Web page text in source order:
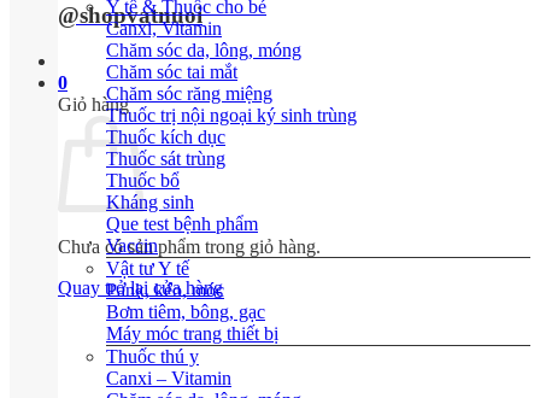
@shopvatnuoi
0
Giỏ hàng
Chưa có sản phẩm trong giỏ hàng.
Quay trở lại cửa hàng
Y tế & Thuốc cho bé
Canxi, Vitamin
Chăm sóc da, lông, móng
Chăm sóc tai mắt
Chăm sóc răng miệng
Thuốc trị nội ngoại ký sinh trùng
Thuốc kích dục
Thuốc sát trùng
Thuốc bổ
Kháng sinh
Que test bệnh phẩm
Vaccin
Vật tư Y tế
Pank, kéo, móc
Bơm tiêm, bông, gạc
Máy móc trang thiết bị
Thuốc thú y
Canxi – Vitamin